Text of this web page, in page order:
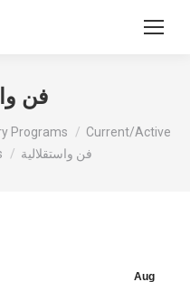
فن
Programs
Current/Active
فن واستقلالية
Aug